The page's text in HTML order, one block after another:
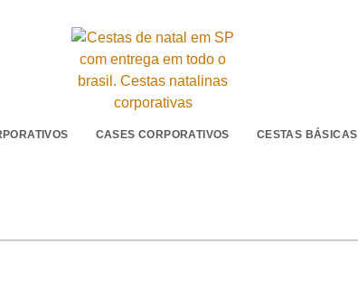
CASES CORPORATIVOS CESTAS BÁSICAS